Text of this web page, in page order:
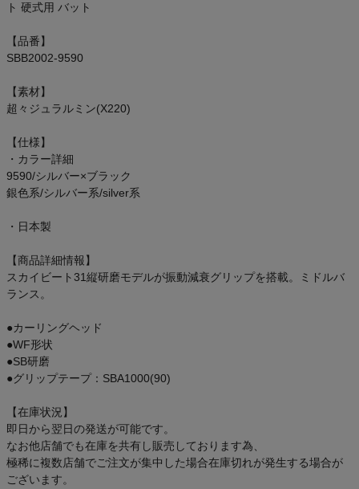
通学
ビジネス
インフィット INFIT
サックス SAXX
オン On
スポーツマリオTOP
ベースボールマリオ（野球商品）
お気に入り
ご利用ガイド
ト 硬式用 バット
【品番】
SBB2002-9590
【素材】
超々ジュラルミン(X220)
【仕様】
・カラー詳細
9590/シルバー×ブラック
銀色系/シルバー系/silver系
・日本製
【商品詳細情報】
スカイビート31縦研磨モデルが振動減衰グリップを搭載。ミドルバ
ランス。
●カーリングヘッド
●WF形状
●SB研磨
●グリップテープ：SBA1000(90)
【在庫状況】
即日から翌日の発送が可能です。
なお他店舗でも在庫を共有し販売しております為、
極稀に複数店舗でご注文が集中した場合在庫切れが発生する場合が
ございます。